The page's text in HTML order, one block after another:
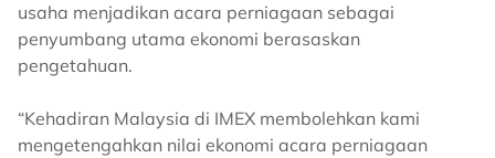
usaha menjadikan acara perniagaan sebagai
penyumbang utama ekonomi berasaskan
pengetahuan.
“Kehadiran Malaysia di IMEX membolehkan kami
mengetengahkan nilai ekonomi acara perniagaan